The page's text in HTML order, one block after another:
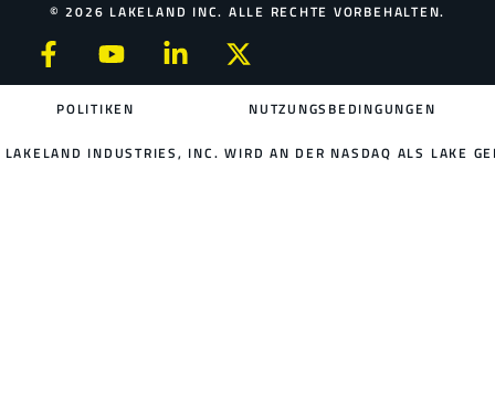
© 2026 LAKELAND INC. ALLE RECHTE VORBEHALTEN.
POLITIKEN NUTZUNGSBEDINGUNGEN
LAKELAND INDUSTRIES, INC. WIRD AN DER NASDAQ ALS LAKE